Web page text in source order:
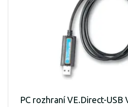
PC rozhraní VE.Direct-USB